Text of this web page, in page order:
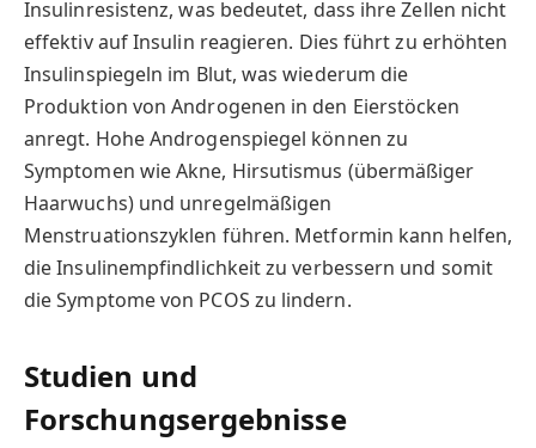
Insulinresistenz, was bedeutet, dass ihre Zellen nicht
effektiv auf Insulin reagieren. Dies führt zu erhöhten
Insulinspiegeln im Blut, was wiederum die
Produktion von Androgenen in den Eierstöcken
anregt. Hohe Androgenspiegel können zu
Symptomen wie Akne, Hirsutismus (übermäßiger
Haarwuchs) und unregelmäßigen
Menstruationszyklen führen. Metformin kann helfen,
die Insulinempfindlichkeit zu verbessern und somit
die Symptome von PCOS zu lindern.
Studien und
Forschungsergebnisse